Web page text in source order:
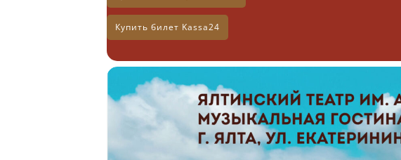
Купить билет Kassa24